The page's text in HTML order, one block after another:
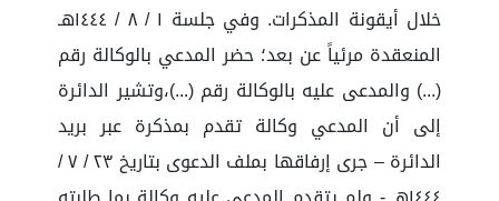
خلال أيقونة المذكرات. وفي جلسة ١ / ٨ / ١٤٤٤هـ
المنعقدة مرئياً عن بعد؛ حضر المدعي بالوكالة رقم
(...) والمدعى عليه بالوكالة رقم (...)،وتشير الدائرة
إلى أن المدعي وكالة تقدم بمذكرة عبر بريد
الدائرة – جرى إرفاقها بملف الدعوى بتاريخ ٢٣ / ٧ /